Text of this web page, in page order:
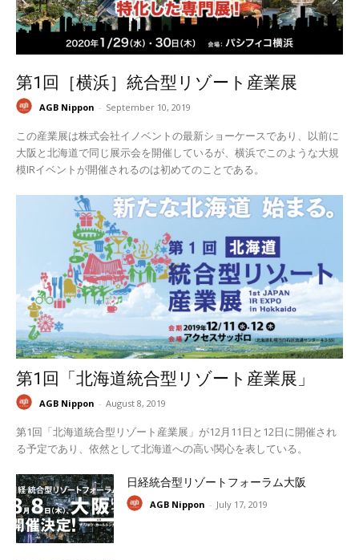
第1回［横浜］統合型リゾート産業展
AGB Nippon - September 10, 2019
この産業展は株式会社イノベントの最新ショーケースであり、以前に
大阪と北海道で同じ展示会を開催しているが、横浜でこのような大規
模IRイベントが開催されるのは初めてのことである。
第1回「北海道統合型リゾート産業展」
AGB Nippon - August 8, 2019
第1回「北海道統合型リゾート産業展」が12月11日と12日に開催され
る予定であり、依然として北海道への高い関心を表している。
日経統合型リゾートフォーラム大阪
AGB Nippon - July 17, 2019